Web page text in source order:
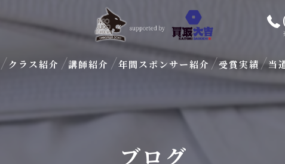
クラス紹介 講師紹介 年間スポンサー紹介 受賞実績 当
ブログ